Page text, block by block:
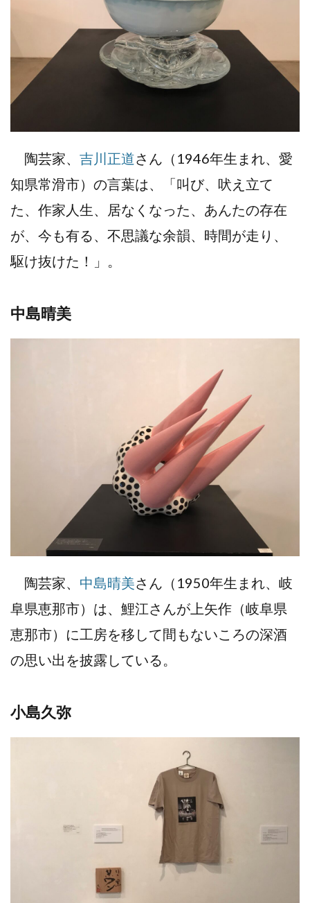
陶芸家、 吉川正道さん（1946年生まれ、愛
知県常滑市）の言葉は、「叫び、吠え立て
た、作家人生、居なくなった、あんたの存在
が、今も有る、不思議な余韻、時間が走り、
駆け抜けた！」。
中島晴美
陶芸家、 中島晴美さん（1950年生まれ、岐
阜県恵那市）は、鯉江さんが上矢作（岐阜県
恵那市）に工房を移して間もないころの深酒
の思い出を披露している。
小島久弥